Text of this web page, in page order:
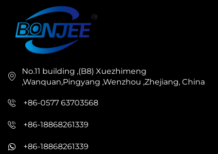
No.11 building ,(B8) Xuezhimeng
,Wanquan,Pingyang ,Wenzhou ,Zhejiang, China
+86-0577 63703568
+86-18868261339
+86-18868261339